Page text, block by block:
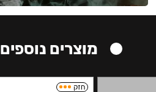
מוצרים נוספים
חזק